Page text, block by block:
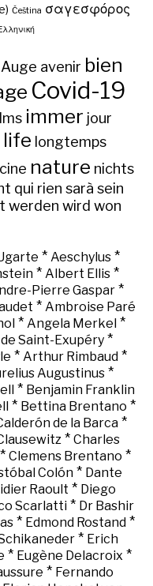
Čeština σαγεσφόρος
Auge avenir bien
Covid-19
immer jour
life longtemps
nature nichts
qui rien sarà sein
werden wird won
* Aeschylus *
* Albert Ellis*
Pierre Gaspar *
* Ambroise Paré
* Angela Merkel *
Saint-Exupéry *
* Arthur Rimbaud *
Augustinus*
* Benjamin Franklin
* Bettina Brentano *
de la Barca*
* Charles
Clemens Brentano *
Colón * Dante
Raoult * Diego
Scarlatti* Dr Bashir
* Edmond Rostand *
* Erich
* Eugène Delacroix *
* Fernando